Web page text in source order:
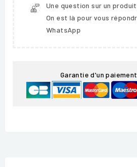
Une question sur un produit
On est là pour vous
WhatsApp
Garantie d'un